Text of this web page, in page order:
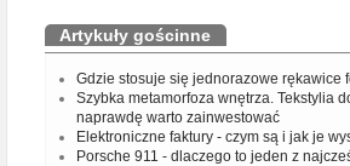
Artykuły gościnne
Gdzie stosuje się jednorazowe rękawice
Szybka metamorfoza wnętrza. Tekstylia
naprawdę warto zainwestować
Elektroniczne faktury - czym są i jak je
Porsche 911 - dlaczego to jeden z